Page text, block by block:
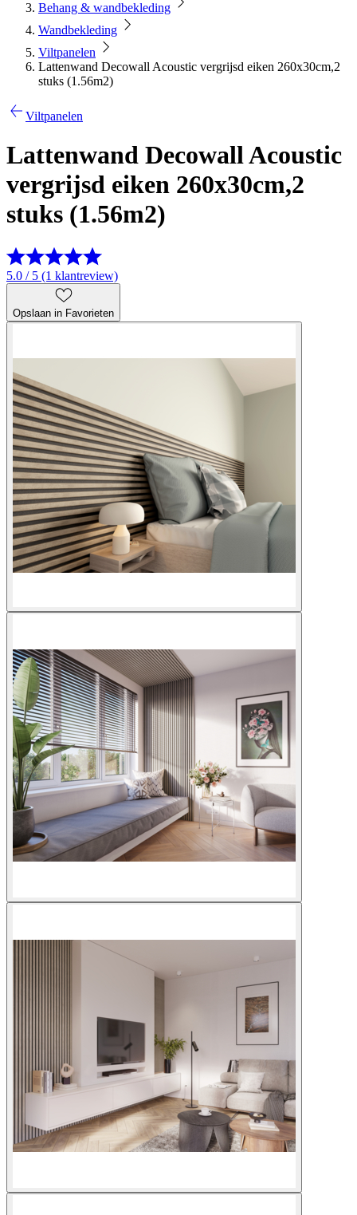
Behang & wandbekleding
Wandbekleding
Viltpanelen
Lattenwand Decowall Acoustic vergrijsd eiken 260x30cm,2
stuks (1.56m2)
Viltpanelen
Lattenwand Decowall Acoustic
vergrijsd eiken 260x30cm,2
stuks (1.56m2)
5.0 / 5 (1 klantreview)
Opslaan in Favorieten